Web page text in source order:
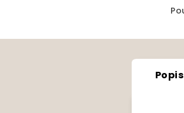
Popis